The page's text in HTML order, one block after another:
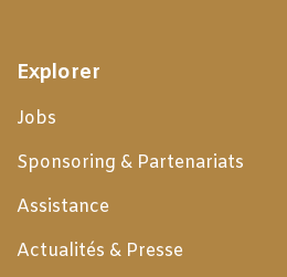
Explorer
Jobs
Sponsoring & Partenariats
Assistance
Actualités & Presse